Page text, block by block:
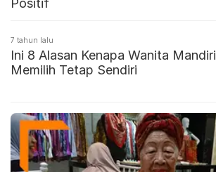
Positif
7 tahun lalu
Ini 8 Alasan Kenapa Wanita Mandiri
Memilih Tetap Sendiri